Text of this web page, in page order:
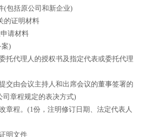
括原公司和新企业)
证明材料
请材料
)
代理人的授权书及指定代表或委托代理
由会议主持人和出席会议的董事签署的
司章程规定的表决方式)
程。(1份，注明修订日期、法定代表人
明文件